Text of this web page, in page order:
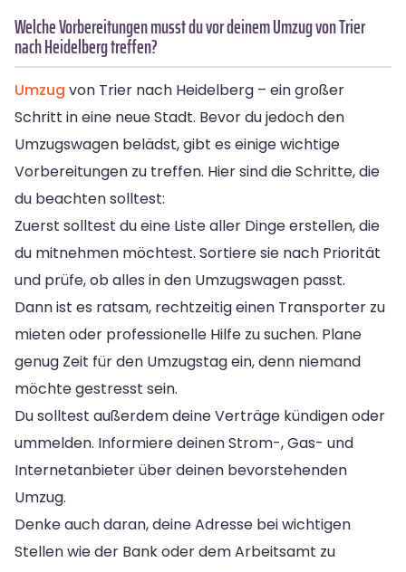
Welche Vorbereitungen musst du vor deinem Umzug von Trier
nach Heidelberg treffen?
Umzug von Trier nach Heidelberg – ein großer
Schritt in eine neue Stadt. Bevor du jedoch den
Umzugswagen belädst, gibt es einige wichtige
Vorbereitungen zu treffen. Hier sind die Schritte, die
du beachten solltest:
Zuerst solltest du eine Liste aller Dinge erstellen, die
du mitnehmen möchtest. Sortiere sie nach Priorität
und prüfe, ob alles in den Umzugswagen passt.
Dann ist es ratsam, rechtzeitig einen Transporter zu
mieten oder professionelle Hilfe zu suchen. Plane
genug Zeit für den Umzugstag ein, denn niemand
möchte gestresst sein.
Du solltest außerdem deine Verträge kündigen oder
ummelden. Informiere deinen Strom-, Gas- und
Internetanbieter über deinen bevorstehenden
Umzug.
Denke auch daran, deine Adresse bei wichtigen
Stellen wie der Bank oder dem Arbeitsamt zu